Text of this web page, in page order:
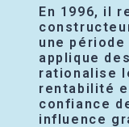
En 1996, il
une période
applique
rationalise
rentabilité
confiance
influence